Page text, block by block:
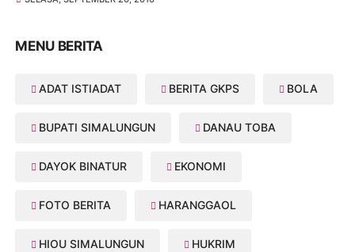
MENU BERITA
ADAT ISTIADAT BERITA GKPS BOLA
BUPATI SIMALUNGUN DANAU TOBA
DAYOK BINATUR EKONOMI
FOTO BERITA HARANGGAOL
HIOU SIMALUNGUN HUKRIM